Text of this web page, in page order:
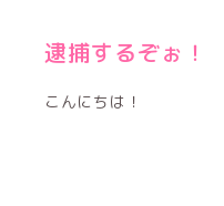
逮捕するぞぉ！
こんにちは！